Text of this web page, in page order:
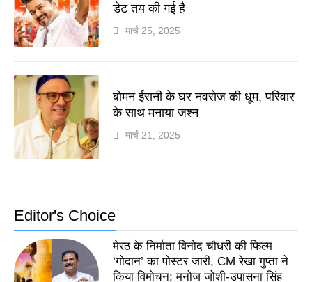
डेट तय की गई है
मार्च 25, 2025
बोमन ईरानी के घर नवरोज की धूम, परिवार
के साथ मनाया जश्न
मार्च 21, 2025
Editor's Choice
मेरठ के निर्माता विनोद चौधरी की फिल्म
‘गोदान’ का पोस्टर जारी, CM रेखा गुप्ता ने
किया विमोचन; मनोज जोशी-उपासना सिंह